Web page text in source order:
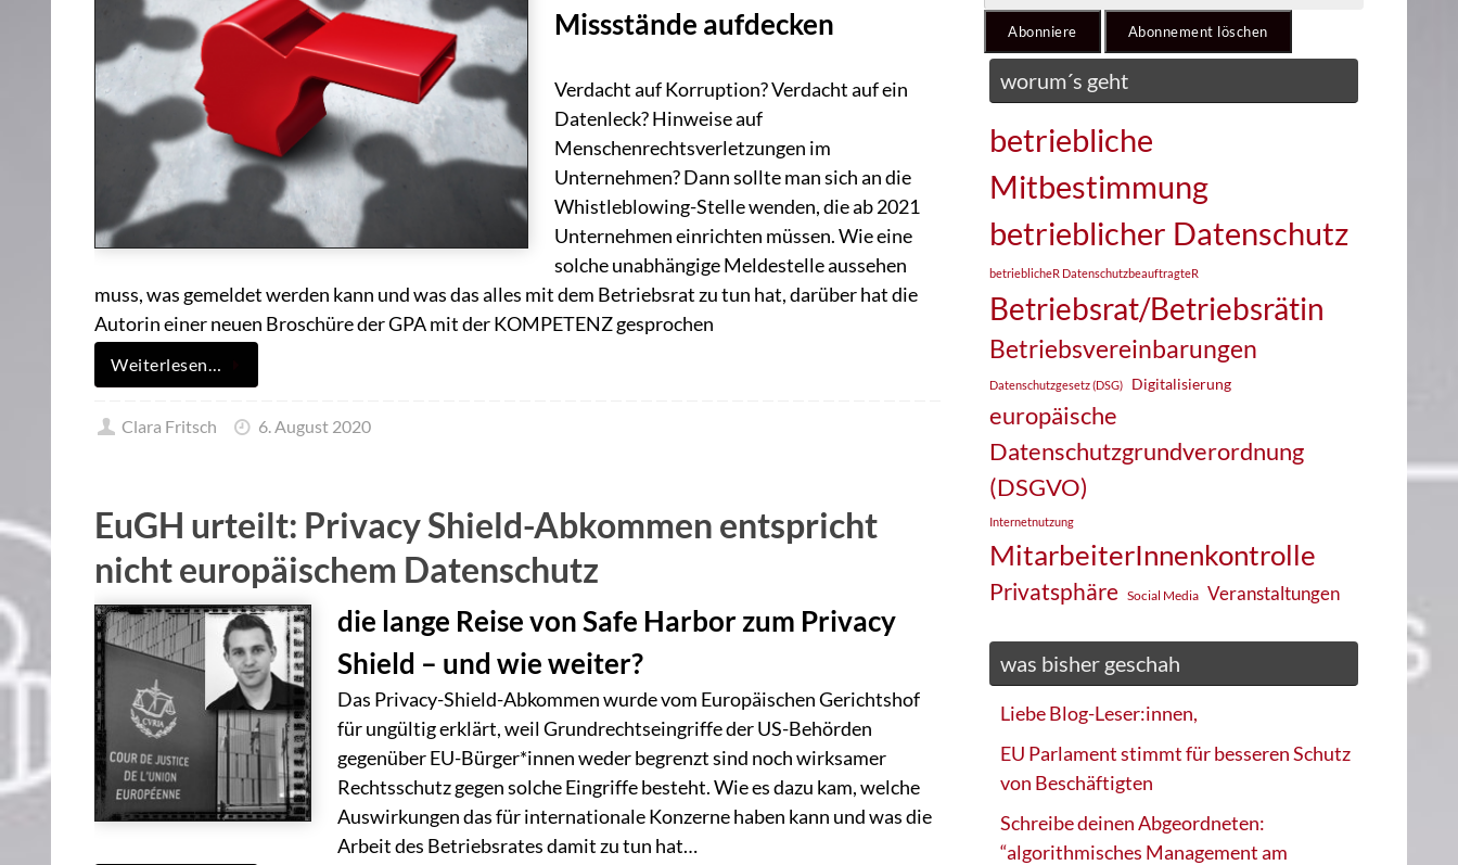
Missstände aufdecken
Verdacht auf Korruption? Verdacht auf ein
Datenleck? Hinweise auf
Menschenrechtsverletzungen im
Unternehmen? Dann sollte man sich an die
Whistleblowing-Stelle wenden, die ab 2021
Unternehmen einrichten müssen. Wie eine
solche unabhängige Meldestelle aussehen
muss, was gemeldet werden kann und was das alles mit dem Betriebsrat zu tun hat, darüber hat die
Autorin einer neuen Broschüre der GPA mit der KOMPETENZ gesprochen
Weiterlesen…
Clara Fritsch 6. August 2020
EuGH urteilt: Privacy Shield-Abkommen entspricht
nicht europäischem Datenschutz
die lange Reise von Safe Harbor zum Privacy
Shield – und wie weiter?
Das Privacy-Shield-Abkommen wurde vom Europäischen Gerichtshof
für ungültig erklärt, weil Grundrechtseingriffe der US-Behörden
gegenüber EU-Bürger*innen weder begrenzt sind noch wirksamer
Rechtsschutz gegen solche Eingriffe besteht. Wie es dazu kam, welche
Auswirkungen das für internationale Konzerne haben kann und was die
Arbeit des Betriebsrates damit zu tun hat…
worum´s geht
betriebliche
Mitbestimmung
betrieblicher Datenschutz
betrieblicheR DatenschutzbeauftragteR
Betriebsrat/Betriebsrätin
Betriebsvereinbarungen
Datenschutzgesetz (DSG) Digitalisierung
europäische
Datenschutzgrundverordnung
(DSGVO)
Internetnutzung
MitarbeiterInnenkontrolle
Privatsphäre Social Media Veranstaltungen
was bisher geschah
Liebe Blog-Leser:innen,
EU Parlament stimmt für besseren Schutz
von Beschäftigten
Schreibe deinen Abgeordneten:
“algorithmisches Management am